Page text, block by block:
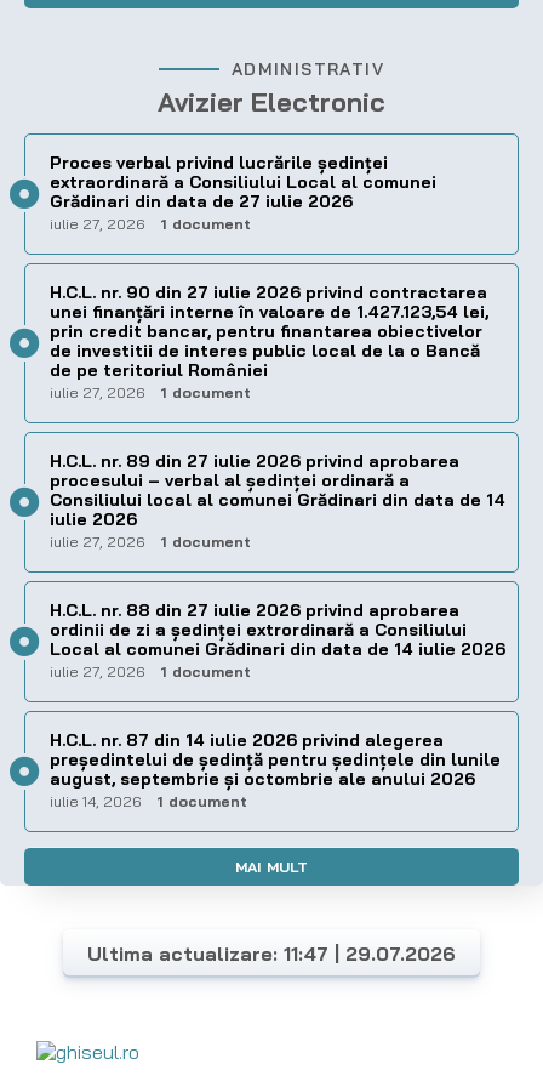
ADMINISTRATIV
Avizier Electronic
Proces verbal privind lucrările ședinței
extraordinară a Consiliului Local al comunei
Grădinari din data de 27 iulie 2026
iulie 27, 2026 1 document
H.C.L. nr. 90 din 27 iulie 2026 privind contractarea
unei finanțări interne în valoare de 1.427.123,54 lei,
prin credit bancar, pentru finantarea obiectivelor
de investitii de interes public local de la o Bancă
de pe teritoriul României
iulie 27, 2026 1 document
H.C.L. nr. 89 din 27 iulie 2026 privind aprobarea
procesului – verbal al şedinţei ordinară a
Consiliului local al comunei Grădinari din data de 14
iulie 2026
iulie 27, 2026 1 document
H.C.L. nr. 88 din 27 iulie 2026 privind aprobarea
ordinii de zi a şedinţei extrordinară a Consiliului
Local al comunei Grădinari din data de 14 iulie 2026
iulie 27, 2026 1 document
H.C.L. nr. 87 din 14 iulie 2026 privind alegerea
preşedintelui de şedinţă pentru ședințele din lunile
august, septembrie și octombrie ale anului 2026
iulie 14, 2026 1 document
MAI MULT
Ultima actualizare: 11:47 | 29.07.2026